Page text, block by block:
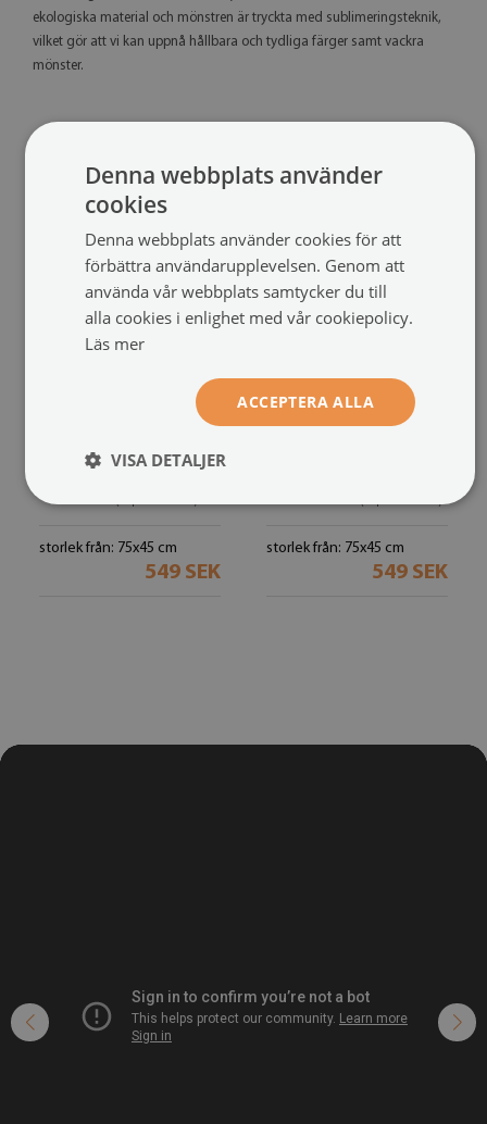
ekologiska material och mönstren är tryckta med sublimeringsteknik,
vilket gör att vi kan uppnå hållbara och tydliga färger samt vackra
mönster.
REKOMMENDERADE PRODUKTER
näckros(#dp-38381408)
storlek från: 75x45 cm
549 SEK
Zebra ränder(#dp-38381810)
storlek från: 75x45 cm
549 SEK
Denna webbplats använder
cookies
Denna webbplats använder cookies för att
förbättra användarupplevelsen. Genom att
använda vår webbplats samtycker du till
alla cookies i enlighet med vår cookiepolicy.
Läs mer
ACCEPTERA ALLA
VISA DETALJER